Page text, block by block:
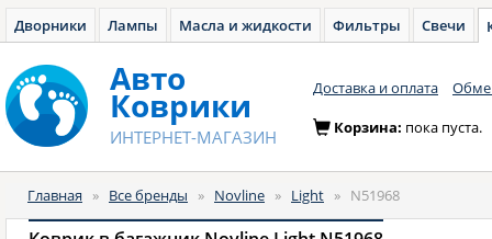
Дворники Лампы Масла и жидкости Фильтры Свечи
Авто
Коврики
ИНТЕРНЕТ-МАГАЗИН
Доставка и оплата
Корзина: пока пуста.
Главная » Все бренды » Novline » Light » N51968